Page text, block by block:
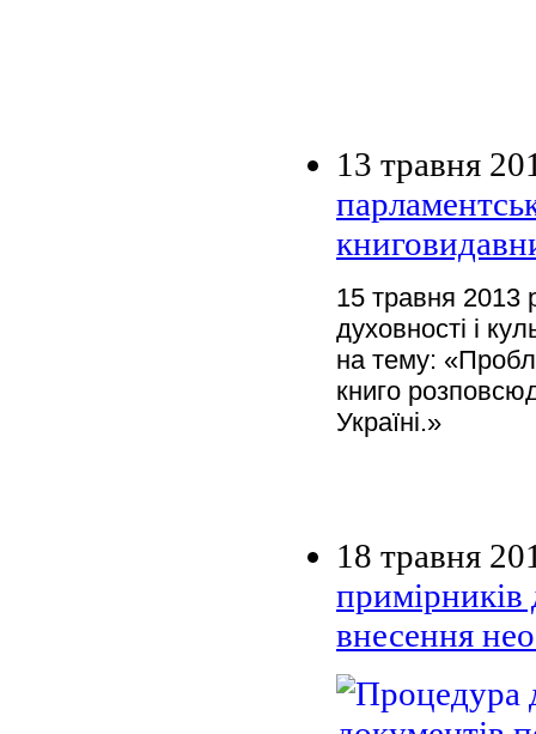
13 травня
15 травня 2013
духовності і
на тему:
книго
Україні.»
18 травня
примірників
внесення